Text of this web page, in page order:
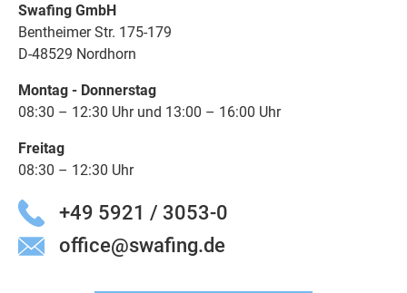
Swafing GmbH
Bentheimer Str. 175-179
D-48529 Nordhorn
Montag - Donnerstag
08:30 – 12:30 Uhr und 13:00 – 16:00 Uhr
Freitag
08:30 – 12:30 Uhr
+49 5921 / 3053-0
office@swafing.de